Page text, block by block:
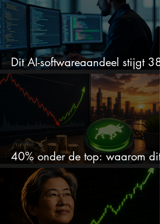
Dit AI-softwareaandeel stijgt
en zet de SaaS-crash op zijn
40% onder de top: waarom dit
aandeel weer interessant wordt